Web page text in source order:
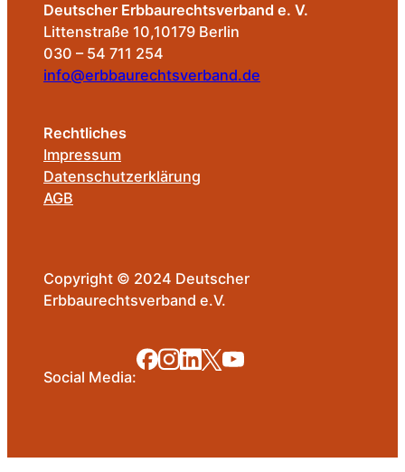
Deutscher Erbbaurechtsverband e. V.
Littenstraße 10,10179 Berlin
030 – 54 711 254
info@erbbaurechtsverband.de
Rechtliches
Impressum
Datenschutzerklärung
AGB
Copyright © 2024 Deutscher
Erbbaurechtsverband e.V.
Social Media: